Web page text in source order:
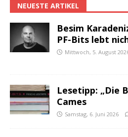
NEUESTE ARTIKEL
Besim
PF-Bits lebt
Mittwoch, 5. August
Lesetipp: „Die
Cames
Samstag, 6. Juni 2026